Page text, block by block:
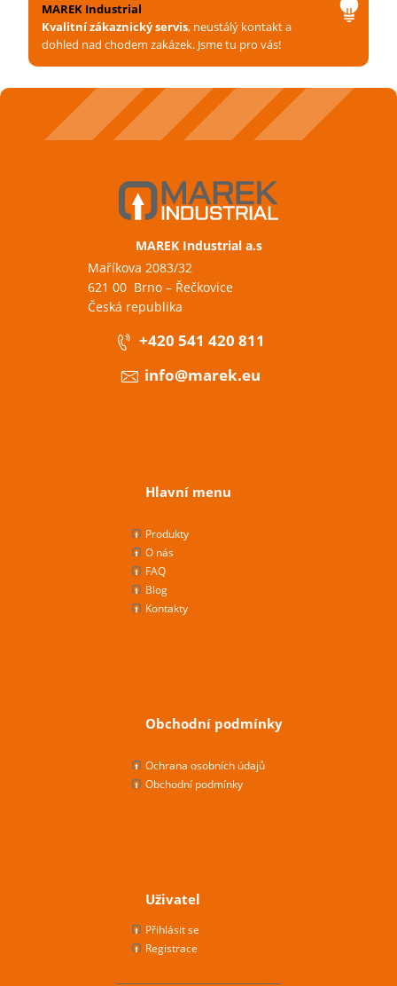
MAREK Industrial
Kvalitní zákaznický servis, neustálý kontakt a
dohled nad chodem zakázek. Jsme tu pro vás!
MAREK Industrial a.s
Maříkova 2083/32
621 00 Brno – Řečkovice
Česká republika
+420 541 420 811
info@marek.eu
Hlavní menu
Produkty
O nás
FAQ
Blog
Kontakty
Obchodní podmínky
Ochrana osobních údajů
Obchodní podmínky
Uživatel
Přihlásit se
Registrace